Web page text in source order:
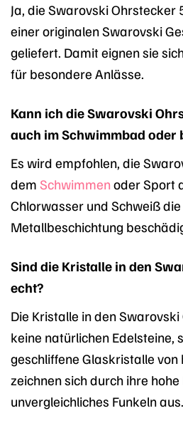
Ja, die Swarovski
einer originalen Swarovski
geliefert. Damit eignen sie
für besondere Anlässe.
Kann ich die Swarovski
auch im Schwimmbad oder
Es wird empfohlen, die
dem Schwimmen oder Sport
Chlorwasser und Schweiß
Metallbeschichtung
Sind die Kristalle in den
echt?
Die Kristalle in den
keine natürlichen Edelsteine,
geschliffene Glaskristalle von
zeichnen sich durch ihre
unvergleichliches Funkeln aus.